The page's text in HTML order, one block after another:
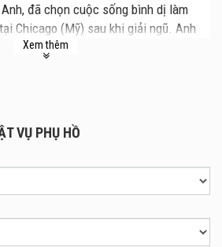
đã chọn cuộc sống bình dị làm
Chicago (Mỹ) sau khi giải ngũ. Anh
thân thiết với gia đình ông chủ Joe
cứu.
Xem thêm
VỤ PHỤ HỒ